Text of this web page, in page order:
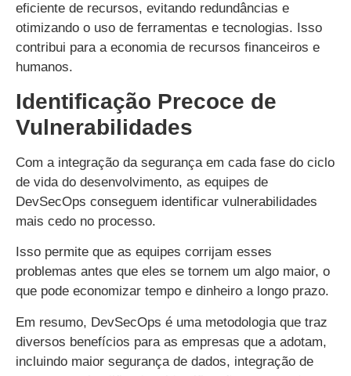
eficiente de recursos, evitando redundâncias e
otimizando o uso de ferramentas e tecnologias. Isso
contribui para a economia de recursos financeiros e
humanos.
Identificação Precoce de
Vulnerabilidades
Com a integração da segurança em cada fase do ciclo
de vida do desenvolvimento, as equipes de
DevSecOps conseguem identificar vulnerabilidades
mais cedo no processo.
Isso permite que as equipes corrijam esses
problemas antes que eles se tornem um algo maior, o
que pode economizar tempo e dinheiro a longo prazo.
Em resumo, DevSecOps é uma metodologia que traz
diversos benefícios para as empresas que a adotam,
incluindo maior segurança de dados, integração de